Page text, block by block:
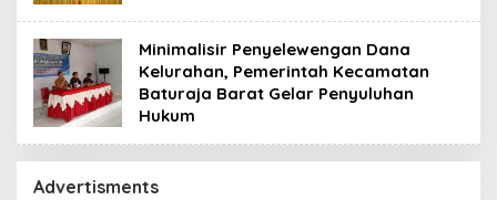
Minimalisir Penyelewengan Dana
Kelurahan, Pemerintah Kecamatan
Baturaja Barat Gelar Penyuluhan
Hukum
Advertisments